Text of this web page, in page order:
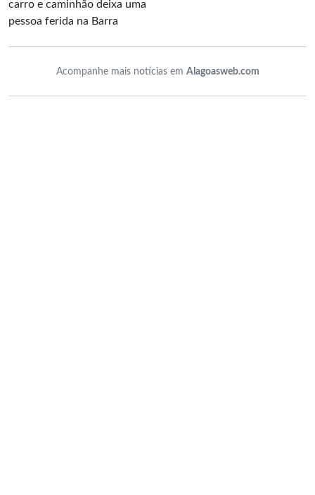
Acompanhe mais notícias em Alagoasweb.com